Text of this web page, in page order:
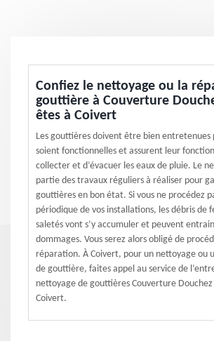
Confiez le nettoyage ou la
gouttière à Couverture
êtes à Coivert
Les gouttières doivent être bien entretenues
soient fonctionnelles et assurent leur
collecter et d’évacuer les eaux de pluie. Le
partie des travaux réguliers à réaliser pour
gouttières en bon état. Si vous ne procédez
périodique de vos installations, les débris de
saletés vont s’y accumuler et peuvent
dommages. Vous serez alors obligé de
réparation. À Coivert, pour un nettoyage ou
de gouttière, faites appel au service de
nettoyage de gouttières Couverture Douchez
Coivert.